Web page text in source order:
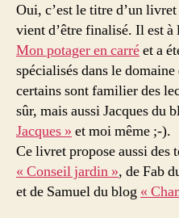
Oui, c’est le titre d’un
vient d’être finalisé. Il est
Mon potager en carréet a
spécialisés dans le
certains sont familier des
sûr, mais aussi Jacques du
Jacques » et moi même ;-).
Ce livret propose aussi des
« Conseil jardin », de Fab
et de Samuel du blog «